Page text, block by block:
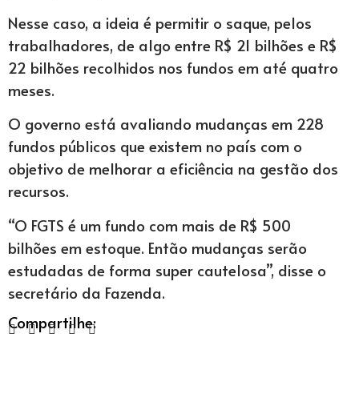
Nesse caso, a ideia é permitir o saque, pelos
trabalhadores, de algo entre R$ 21 bilhões e R$
22 bilhões recolhidos nos fundos em até quatro
meses.
O governo está avaliando mudanças em 228
fundos públicos que existem no país com o
objetivo de melhorar a eficiência na gestão dos
recursos.
“O FGTS é um fundo com mais de R$ 500
bilhões em estoque. Então mudanças serão
estudadas de forma super cautelosa”, disse o
secretário da Fazenda.
Compartilhe: